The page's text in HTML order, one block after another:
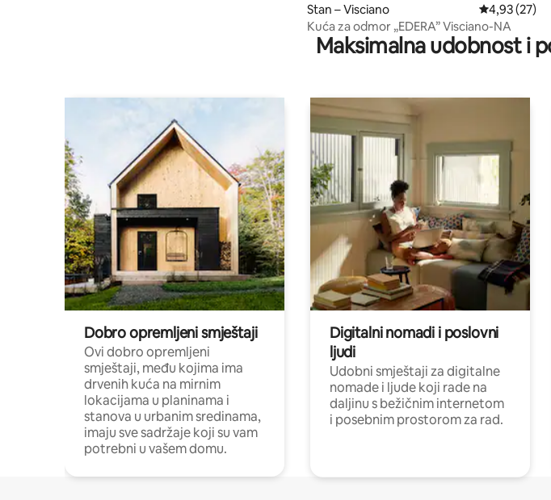
Stan – Visciano Prosječna
4,93 (27)
Kuća za odmor „EDERA” Visciano-NA
Maksimalna udobnost i
Dobro opremljeni smještaji
Ovi dobro opremljeni
smještaji, među kojima ima
drvenih kuća na mirnim
lokacijama u planinama i
stanova u urbanim sredinama,
imaju sve sadržaje koji su vam
potrebni u vašem domu.
Digitalni nomadi i poslovni
ljudi
Udobni smještaji za digitalne
nomade i ljude koji rade na
daljinu s bežičnim internetom
i posebnim prostorom za rad.